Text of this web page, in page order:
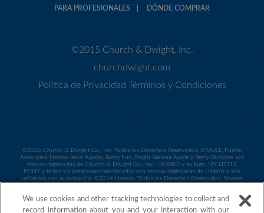
PARA PROFESIONALES DÓNDE COMPRAR
©2015 Church & Dwight, Inc.
churchdwight.com
Política de Privacidad Términos y Condiciones
©2026 Church & Dwight Co., Inc. Todos los Derechos Reservados. ORAJEL, Fuerte
Alivio para Herpes labial Agudo, Berry Fun, Bright Banana Apple y Berry Bunches son
marcas registradas de Church & Dwight Co., Inc. HASBRO y su logo, MY LITTLE
PONY y todos los personajes relacionados son marcas registradas de Hasbro y son
utilizados con autorización. ©2014 Hasbro. Todos los Derechos Reservados. Sesame
Workshop. ©2015 Spin Master PAW Productions Inc. Todos los Derechos
Reservados. PAW Patrol y todos los títulos, logos y personajes relacionados son
We use cookies and other tracking technologies to collect and
record information about you and your interaction with our